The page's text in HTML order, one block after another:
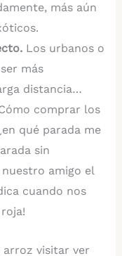
más aún
Los urbanos o
más
distancia…
comprar los
qué parada me
sin
amigo el
cuando nos